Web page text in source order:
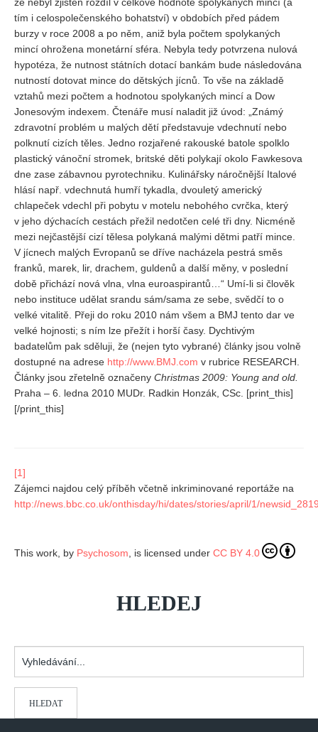
tím i celospolečenského bohatství) v obdobích před pádem
burzy v roce 2008 a po něm, aniž byla počtem spolykaných
mincí ohrožena monetární sféra. Nebyla tedy potvrzena nulová
hypotéza, že nutnost státních dotací bankám bude následována
nutností dotovat mince do dětských jícnů. To vše na základě
vztahů mezi počtem a hodnotou spolykaných mincí a Dow
Jonesovým indexem. Čtenáře musí naladit již úvod: „Známý
zdravotní problém u malých dětí představuje vdechnutí nebo
polknutí cizích těles. Jedno rozjařené rakouské batole spolklo
plastický vánoční stromek, britské děti polykají okolo Fawkesova
dne zase zábavnou pyrotechniku. Kulinářsky náročnější Italové
hlásí např. vdechnutá humří tykadla, dvouletý americký
chlapeček vdechl při pobytu v motelu nebohého cvrčka, který
v jeho dýchacích cestách přežil nedotčen celé tři dny. Nicméně
mezi nejčastější cizí tělesa polykaná malými dětmi patří mince.
V jícnech malých Evropanů se dříve nacházela pestrá směs
franků, marek, lir, drachem, guldenů a další měny, v poslední
době přichází nová vlna, vlna euroaspirantů…“ Umí-li si člověk
nebo instituce udělat srandu sám/sama ze sebe, svědčí to o
velké vitalitě. Přeji do roku 2010 nám všem a BMJ tento dar ve
velké hojnosti; s ním lze přežít i horší časy. Dychtivým
badatelům pak sděluji, že (nejen tyto vybrané) články jsou volně
dostupné na adrese http://www.BMJ.com v rubrice RESEARCH.
Články jsou zřetelně označeny Christmas 2009: Young and old.
Praha – 6. ledna 2010 MUDr. Radkin Honzák, CSc. [print_this]
[/print_this]
[1]
Zájemci najdou celý příběh včetně inkriminované reportáže na
http://news.bbc.co.uk/onthisday/hi/dates/stories/april/1/
This work, by Psychosom , is licensed under CC BY 4.0
HLEDEJ
HLEDAT